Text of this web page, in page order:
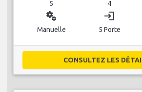
5 4
miscellaneous_services
Manuelle
login
5 Porte
CONSULTEZ LES